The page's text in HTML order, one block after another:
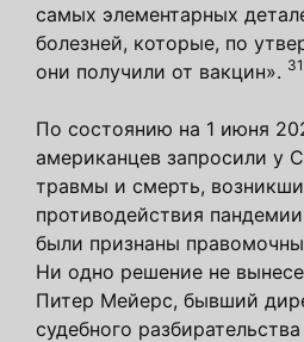
самых элементарных
болезней, которые, по
они получили от вакцин». 31
По состоянию на 1 июня
американцев запросили у
травмы и смерть,
противодействия
были признаны
Ни одно решение не
Питер Мейерс, бывший
судебного